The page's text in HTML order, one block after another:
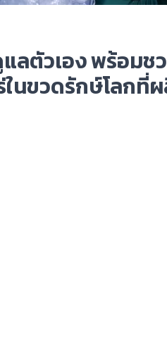
ตัวเอง พร้อมช
ในขวดรักษ์โลก